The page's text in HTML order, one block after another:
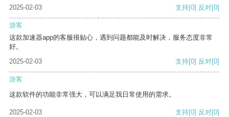
2025-02-03
支持[0] 反对[0]
游客
这款加速器app的客服很贴心，遇到问题都能及时解决，服务态度非常
好。
2025-02-03
支持[0] 反对[0]
游客
这款软件的功能非常强大，可以满足我日常使用的需求。
2025-02-03 支持[0] 反对[0]